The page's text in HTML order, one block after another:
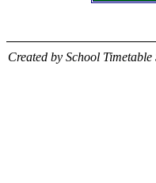
Created by School